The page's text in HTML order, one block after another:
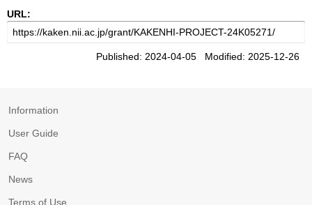
URL:
Published: 2024-04-05 Modified: 2025-12-26
Information
User Guide
FAQ
News
Terms of Use